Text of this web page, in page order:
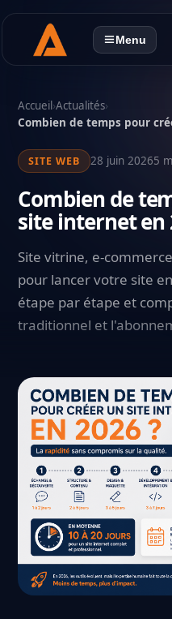
Menu
Accueil›Actualités›
Combien de temps pour
SITE WEB 28 juin 20265
Combien de
site internet en
Site vitrine, e-
pour lancer votre site
étape par étape et
traditionnel et